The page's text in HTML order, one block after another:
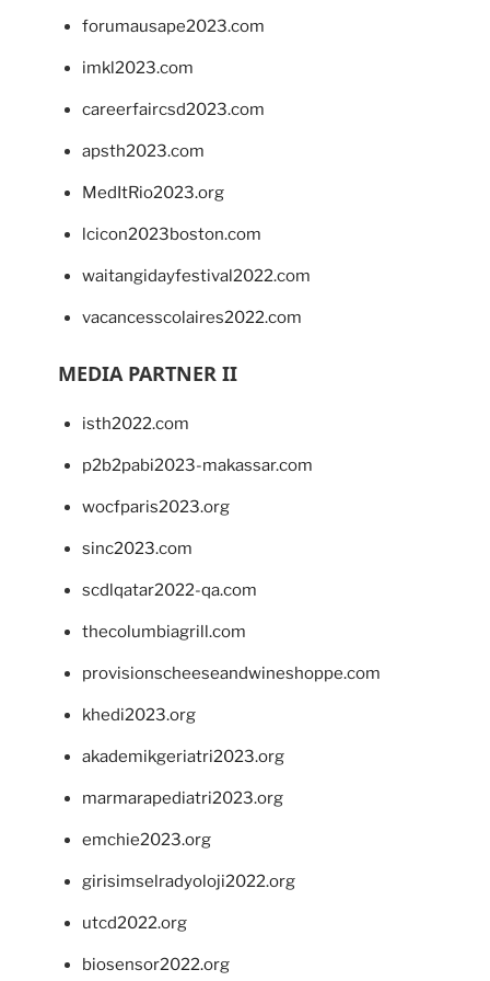
forumausape2023.com
imkl2023.com
careerfaircsd2023.com
apsth2023.com
MedItRio2023.org
lcicon2023boston.com
waitangidayfestival2022.com
vacancesscolaires2022.com
MEDIA PARTNER II
isth2022.com
p2b2pabi2023-makassar.com
wocfparis2023.org
sinc2023.com
scdlqatar2022-qa.com
thecolumbiagrill.com
provisionscheeseandwineshoppe.com
khedi2023.org
akademikgeriatri2023.org
marmarapediatri2023.org
emchie2023.org
girisimselradyoloji2022.org
utcd2022.org
biosensor2022.org